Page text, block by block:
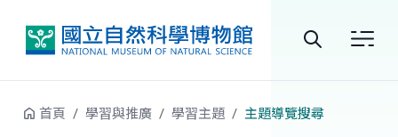
站
首頁 學習與推廣 學習主題 主題導覽搜尋